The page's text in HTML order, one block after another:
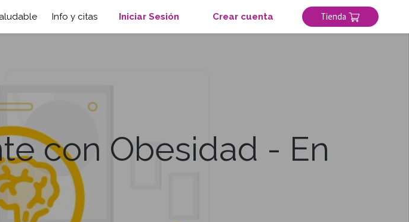
Info y citas Iniciar Sesión Crear cuenta Tienda
con Obesidad - En